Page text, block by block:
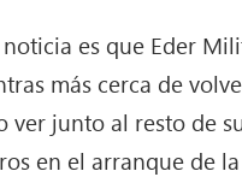
es que Eder
más cerca de
ver junto al resto de
en el arranque de